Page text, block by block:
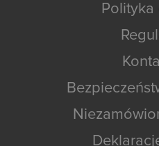
Polityka